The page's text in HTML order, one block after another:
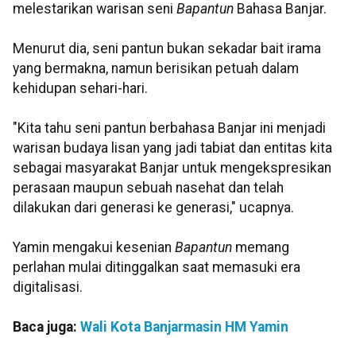
melestarikan warisan seni Bapantun Bahasa Banjar.
Menurut dia, seni pantun bukan sekadar bait irama
yang bermakna, namun berisikan petuah dalam
kehidupan sehari-hari.
"Kita tahu seni pantun berbahasa Banjar ini menjadi
warisan budaya lisan yang jadi tabiat dan entitas kita
sebagai masyarakat Banjar untuk mengekspresikan
perasaan maupun sebuah nasehat dan telah
dilakukan dari generasi ke generasi," ucapnya.
Yamin mengakui kesenian Bapantun memang
perlahan mulai ditinggalkan saat memasuki era
digitalisasi.
Baca juga: Wali Kota Banjarmasin HM Yamin